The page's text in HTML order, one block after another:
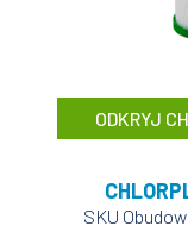
ODKRYJ
SKU